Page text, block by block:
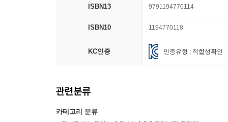
ISBN13 9791194770114
ISBN10 1194770118
KC인증 인증유형 : 적합성확인
관련분류
카테고리 분류